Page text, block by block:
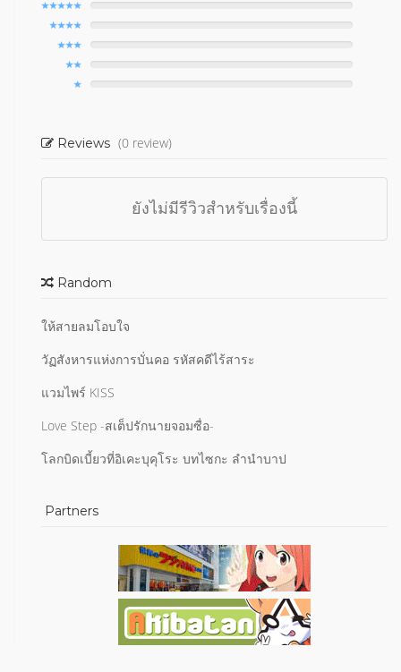
Reviews (0 review)
ยังไม่มีรีวิวสำหรับเรื่องนี้
Random
ให้สายลมโอบใจ
วัฏสังหารแห่งการบั่นคอ รหัสคดีไร้สาระ
แวมไพร์ KISS
Love Step -สเต็ปรักนายจอมซื่อ-
โลกบิดเบี้ยวที่อิเคะบุคุโระ บทไซกะ ลำนำบาป
Partners